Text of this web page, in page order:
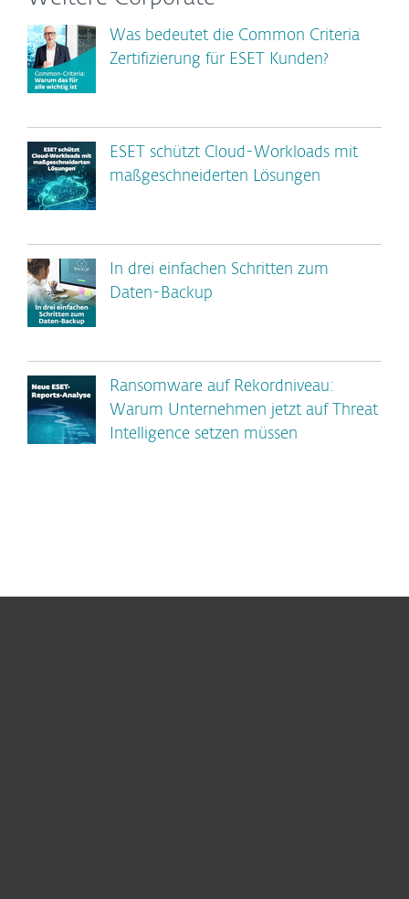
Was bedeutet die Common Criteria
Zertifizierung für ESET Kunden?
ESET schützt Cloud-Workloads mit
maßgeschneiderten Lösungen
In drei einfachen Schritten zum
Daten-Backup
Ransomware auf Rekordniveau:
Warum Unternehmen jetzt auf Threat
Intelligence setzen müssen